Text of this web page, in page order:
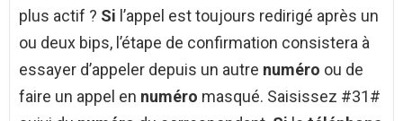
plus actif ? Si l’appel est toujours redirigé après un
ou deux bips, l’étape de confirmation consistera à
essayer d’appeler depuis un autre numéro ou de
faire un appel en numéro masqué. Saisissez #31#